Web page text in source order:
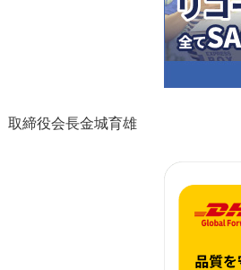
取締役会長金城育雄